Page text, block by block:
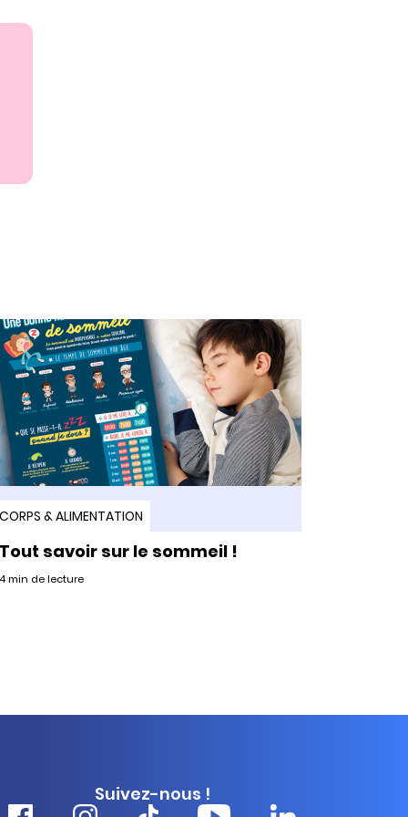
CORPS & ALIMENTATION
Tout savoir sur le sommeil !
4 min de lecture
Suivez-nous !